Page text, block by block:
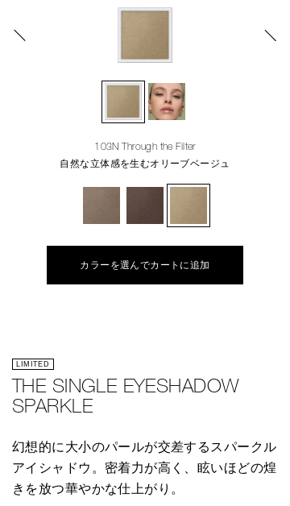
103N Through the Filter
自然な立体感を生むオリーブベージュ
カラーを選んでカートに追加
LIMITED
THE SINGLE EYESHADOW
SPARKLE
幻想的に大小のパールが交差するスパークル
アイシャドウ。密着力が高く、眩いほどの煌
きを放つ華やかな仕上がり。